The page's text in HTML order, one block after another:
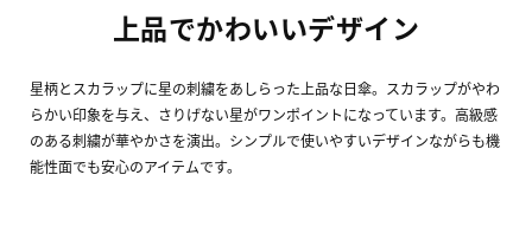
上品でかわいいデザイン
星柄とスカラップに星の刺繍をあしらった上品な日傘。スカラップがやわ
らかい印象を与え、さりげない星がワンポイントになっています。高級感
のある刺繍が華やかさを演出。シンプルで使いやすいデザインながらも機
能性面でも安心のアイテムです。